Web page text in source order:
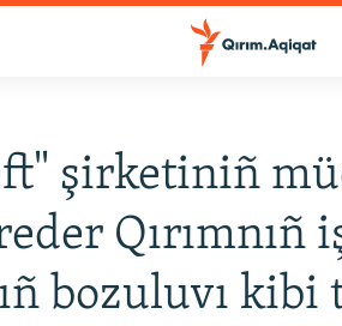
şirketiniñ
Qırımnıñ
bozuluvı kibi